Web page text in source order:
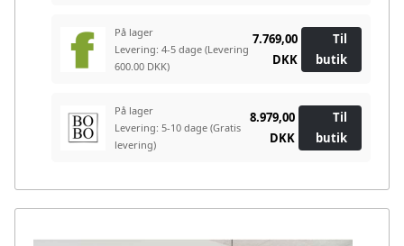
På lager
Levering: 4-5 dage (Levering
600.00 DKK)
7.769,00
DKK
Til
butik
På lager
Levering: 5-10 dage (Gratis
levering)
8.979,00
DKK
Til
butik